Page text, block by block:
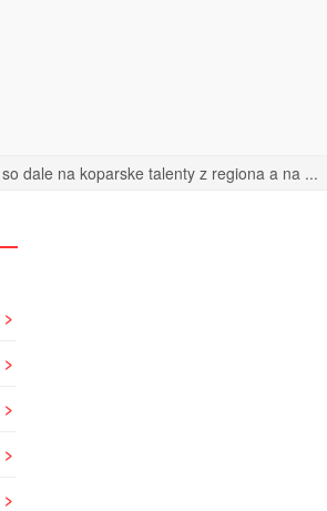
dale na koparske talenty z regiona a na ...